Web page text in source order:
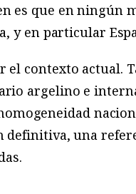
es que en ningún
y en particular
el contexto actual.
argelino e
definitiva, una